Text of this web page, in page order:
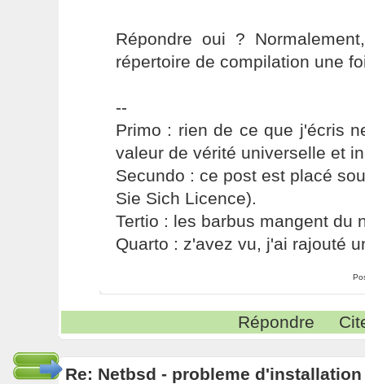
Répondre oui ?
répertoire de compilation une
--
Primo : rien de ce que j'écris
valeur de vérité universelle et
Secundo : ce post est placé
Sie Sich Licence).
Tertio : les barbus mangent du
Quarto : z'avez vu, j'ai rajouté
Répondre
Re: Netbsd - probleme